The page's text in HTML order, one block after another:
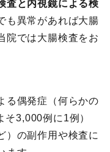
査と内視鏡による検
も異常があれば大腸
院では大腸検査をお
る偶発症（何らかの
そ3,000例に1例）
）の副作用や検査に